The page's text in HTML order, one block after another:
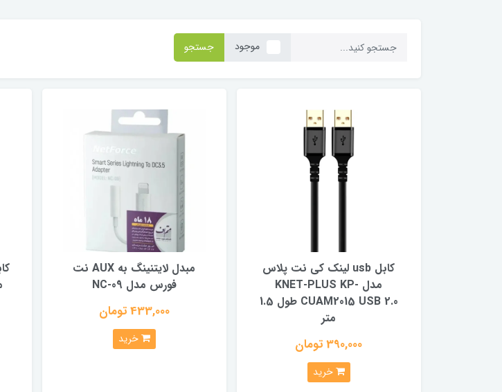
موجود جستجو
کابل usb لینک کی نت پلاس
مدل KNET-PLUS KP-
CUAM2015 USB 2.0 طول 1.5
متر
390,000 تومان
خرید
مبدل لایتنینگ به AUX نت
فورس مدل NC-09
433,000 تومان
خرید